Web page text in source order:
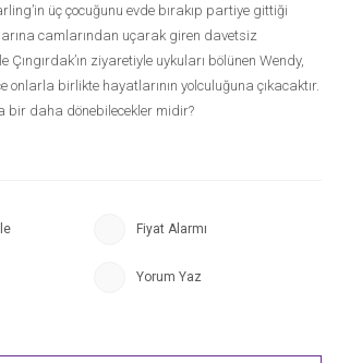
üç çocuğunu evde bırakıp partiye gittiği
camlarından uçarak giren davetsiz
ziyaretiyle uykuları bölünen Wendy,
onlarla birlikte hayatlarının yolculuğuna çıkacaktır.
bir daha dönebilecekler midir?
büyümeyi reddeden Peter Pan’le birlikte
bulacak üç kardeş ve Peter Pan’le beraber
Fiyat Alarmı
Yorum Yaz